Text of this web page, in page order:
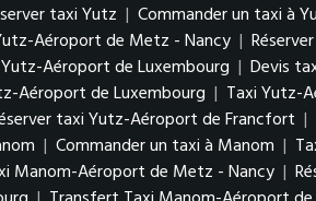
taxi Yutz | Commander un taxi à
Aéroport de Metz - Nancy |
Aéroport de Luxembourg | Devis
Aéroport de Luxembourg | Taxi Yutz-
taxi Yutz-Aéroport de Francfort |
| Commander un taxi à Manom |
Manom-Aéroport de Metz - Nancy |